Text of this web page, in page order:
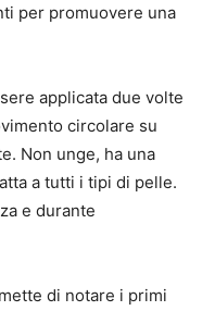
per promuovere una
applicata due volte
circolare su
Non unge, ha una
a tutti i tipi di pelle.
e durante
di notare i primi